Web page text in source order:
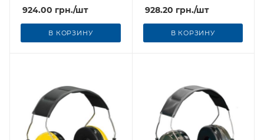
924.00 грн./шт
В КОРЗИНУ
928.20 грн./шт
В КОРЗИНУ